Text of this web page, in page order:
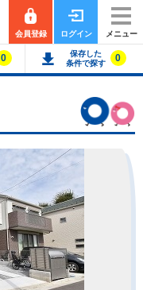
会員登録 ログイン メニュー
0
保存した
条件で探す
0